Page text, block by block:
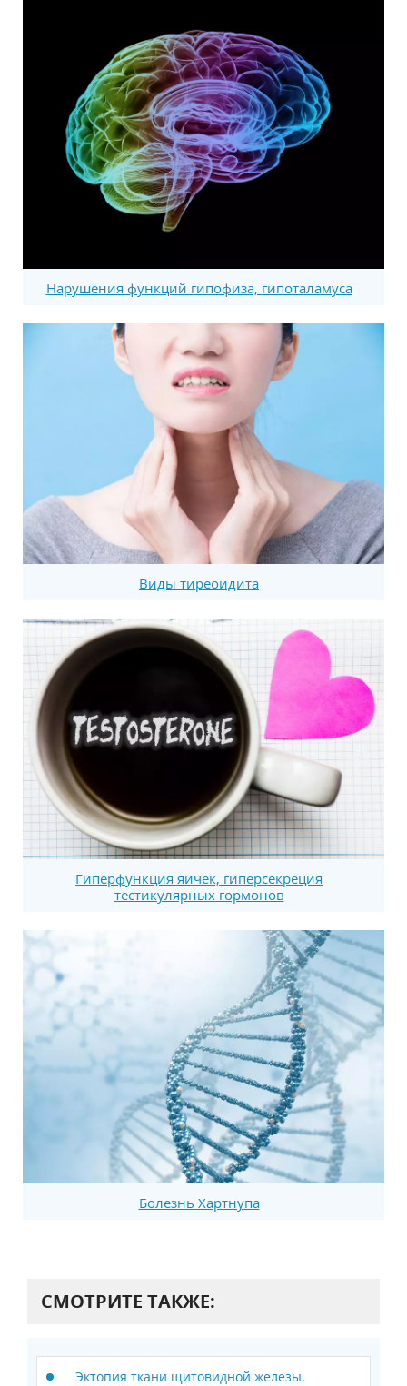
Нарушения функций гипофиза, гипоталамуса
Виды тиреоидита
Гиперфункция яичек, гиперсекреция
тестикулярных гормонов
Болезнь Хартнупа
СМОТРИТЕ ТАКЖЕ:
Эктопия ткани щитовидной железы.